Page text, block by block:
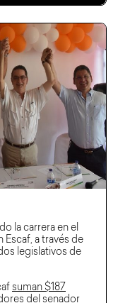
la carrera en el
a través de
legislativos de
suman $187
del senador